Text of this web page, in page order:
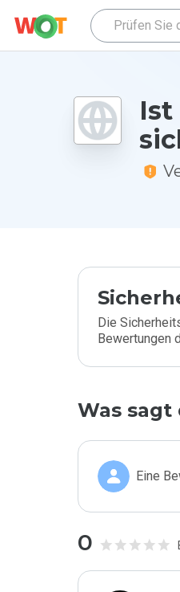
Ist
Die
Bewertungen
Was sagt
Eine
0